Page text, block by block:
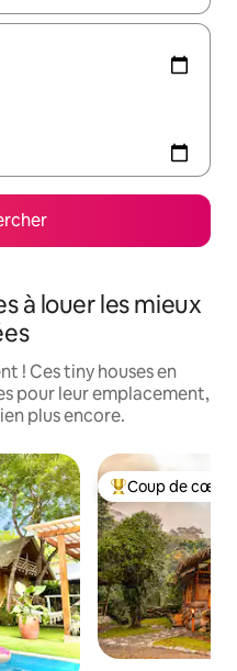
à louer les mieux
! Ces tiny houses en
pour leur emplacement,
plus encore.
appréciés Coups de cœur
Coup de cœur